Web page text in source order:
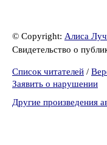
© Copyright: Алиса
Свидетельство о
Список читателей /
Заявить о нарушении
Другие произведения